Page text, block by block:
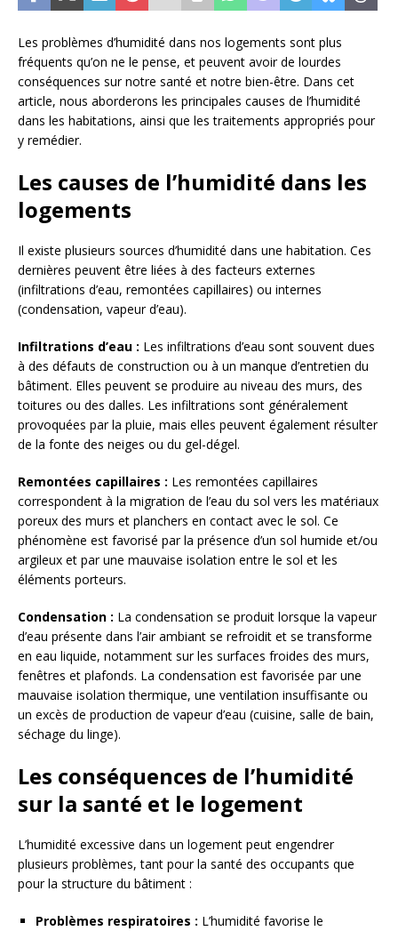
Les problèmes d’humidité dans nos logements sont plus
fréquents qu’on ne le pense, et peuvent avoir de lourdes
conséquences sur notre santé et notre bien-être. Dans cet
article, nous aborderons les principales causes de l’humidité
dans les habitations, ainsi que les traitements appropriés pour
y remédier.
Les causes de l’humidité dans les
logements
Il existe plusieurs sources d’humidité dans une habitation. Ces
dernières peuvent être liées à des facteurs externes
(infiltrations d’eau, remontées capillaires) ou internes
(condensation, vapeur d’eau).
Infiltrations d’eau : Les infiltrations d’eau sont souvent dues
à des défauts de construction ou à un manque d’entretien du
bâtiment. Elles peuvent se produire au niveau des murs, des
toitures ou des dalles. Les infiltrations sont généralement
provoquées par la pluie, mais elles peuvent également résulter
de la fonte des neiges ou du gel-dégel.
Remontées capillaires : Les remontées capillaires
correspondent à la migration de l’eau du sol vers les matériaux
poreux des murs et planchers en contact avec le sol. Ce
phénomène est favorisé par la présence d’un sol humide et/ou
argileux et par une mauvaise isolation entre le sol et les
éléments porteurs.
Condensation : La condensation se produit lorsque la vapeur
d’eau présente dans l’air ambiant se refroidit et se transforme
en eau liquide, notamment sur les surfaces froides des murs,
fenêtres et plafonds. La condensation est favorisée par une
mauvaise isolation thermique, une ventilation insuffisante ou
un excès de production de vapeur d’eau (cuisine, salle de bain,
séchage du linge).
Les conséquences de l’humidité
sur la santé et le logement
L’humidité excessive dans un logement peut engendrer
plusieurs problèmes, tant pour la santé des occupants que
pour la structure du bâtiment :
Problèmes respiratoires : L’humidité favorise le